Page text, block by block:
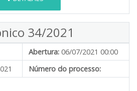
34/2021
Abertura: 06/07/2021 00:00
Número do processo: